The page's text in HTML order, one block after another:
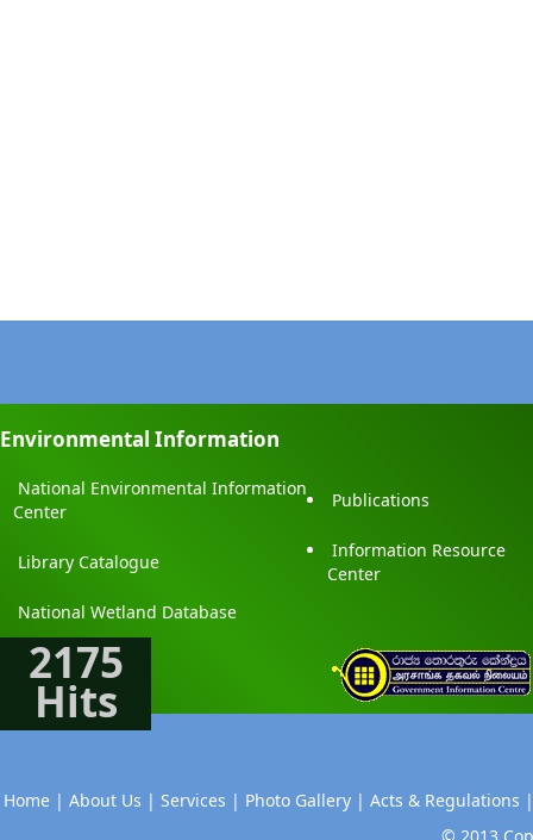
Environmental Information
National Environmental Information
Center
Publications
Library Catalogue
Information Resource
Center
National Wetland Database
2175
Hits
Home | About Us | Services | Photo Gallery | Acts & Regulations |